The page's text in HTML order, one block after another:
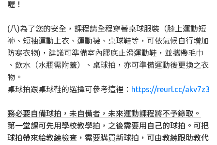
喔！
(八)為了您的安全，課程請全程穿著桌球服裝（膝上運動短
褲、短袖運動上衣、運動襪、桌球鞋等，可依氣候自行增加
防寒衣物)，建議可準備室內膠底止滑運動鞋，並攜帶毛巾
、飲水（水瓶需附蓋）、桌球拍，亦可準備運動後更換之衣
物。
桌球拍跟桌球鞋的選擇可參考這裡： https://reurl.cc/akv7z3
務必要自備球拍，未自備者，未來運動課程將不予錄取。
第一堂課可先用學校教學拍，之後需要用自己的球拍。可把
球拍帶來給教練檢查，需要購買新球拍，可由教練跟助教代